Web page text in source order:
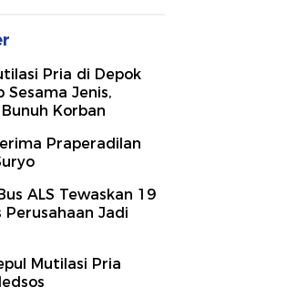
Pria di Depok
Sesama Jenis,
Korban
Praperadilan
ALS Tewaskan 19
Perusahaan Jadi
Mutilasi Pria